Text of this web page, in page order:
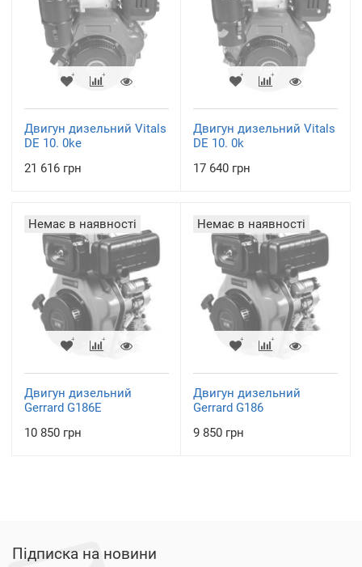
Двигун дизельний Vitals
DE 10. 0ke
21 616 грн
Двигун дизельний Vitals
DE 10. 0k
17 640 грн
Немає в наявності
Двигун дизельний
Gerrard G186Е
10 850 грн
Немає в наявності
Двигун дизельний
Gerrard G186
9 850 грн
Підписка на новини